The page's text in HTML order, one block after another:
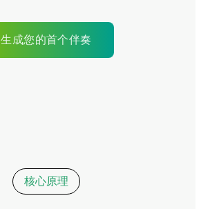
生成您的首个伴奏
核心原理